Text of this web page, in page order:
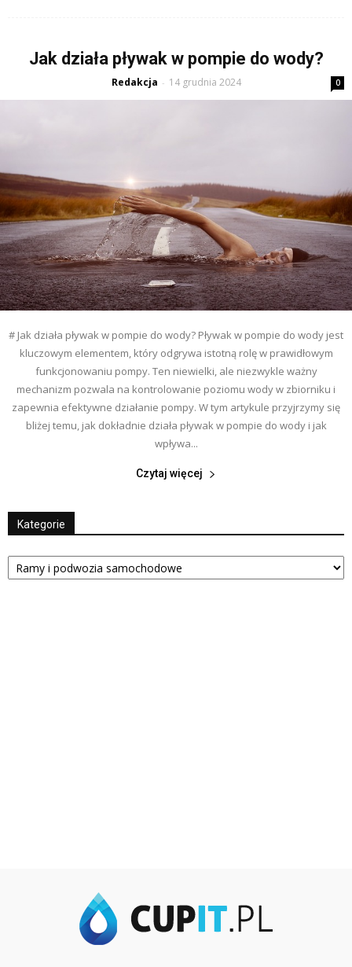
Jak działa pływak w pompie do wody?
Redakcja - 14 grudnia 2024 0
# Jak działa pływak w pompie do wody? Pływak w pompie do wody jest
kluczowym elementem, który odgrywa istotną rolę w prawidłowym
funkcjonowaniu pompy. Ten niewielki, ale niezwykle ważny
mechanizm pozwala na kontrolowanie poziomu wody w zbiorniku i
zapewnia efektywne działanie pompy. W tym artykule przyjrzymy się
bliżej temu, jak dokładnie działa pływak w pompie do wody i jak
wpływa...
Czytaj więcej
Kategorie
Kategorie